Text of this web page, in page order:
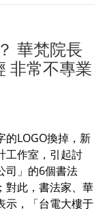
華梵院長
非常不專業
的LOGO換掉，新
工作室，引起討
司」的6個書法
對此，書法家、華
示，「台電大樓于